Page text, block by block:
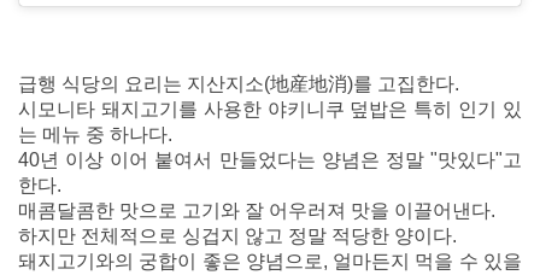
급행 식당의 요리는 지산지소(地産地消)를 고집한다.
시모니타 돼지고기를 사용한 야키니쿠 덮밥은 특히 인기 있
는 메뉴 중 하나다.
40년 이상 이어 붙여서 만들었다는 양념은 정말 "맛있다"고
한다.
매콤달콤한 맛으로 고기와 잘 어우러져 맛을 이끌어낸다.
하지만 전체적으로 싱겁지 않고 정말 적당한 양이다.
돼지고기와의 궁합이 좋은 양념으로, 얼마든지 먹을 수 있을